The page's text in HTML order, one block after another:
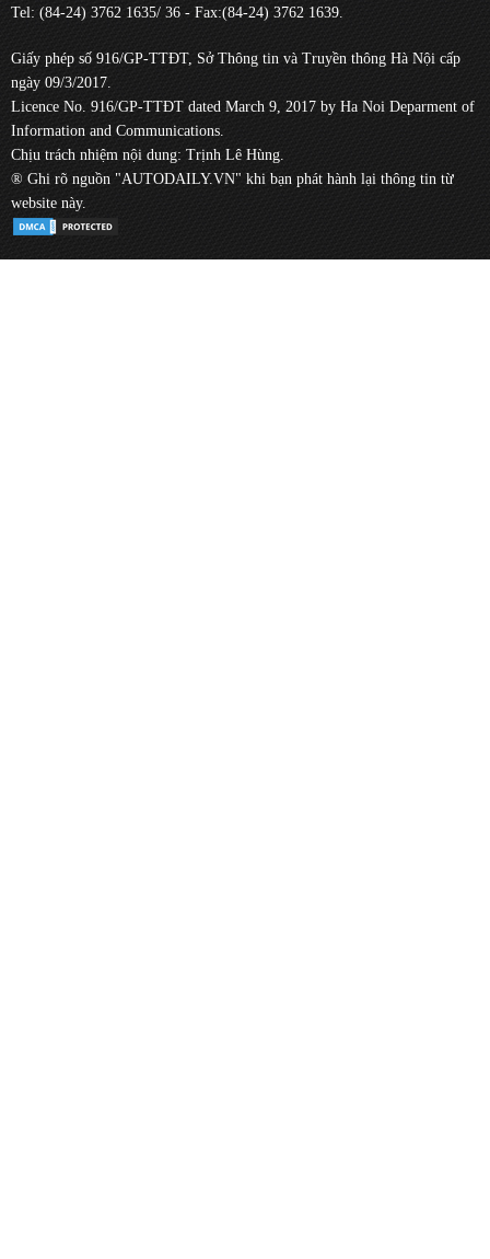
Tel: (84-24) 3762 1635/ 36 - Fax:(84-24) 3762 1639.
Giấy phép số 916/GP-TTĐT, Sở Thông tin và Truyền thông Hà Nội cấp
ngày 09/3/2017.
Licence No. 916/GP-TTĐT dated March 9, 2017 by Ha Noi Deparment of
Information and Communications.
Chịu trách nhiệm nội dung: Trịnh Lê Hùng.
® Ghi rõ nguồn "AUTODAILY.VN" khi bạn phát hành lại thông tin từ
website này.